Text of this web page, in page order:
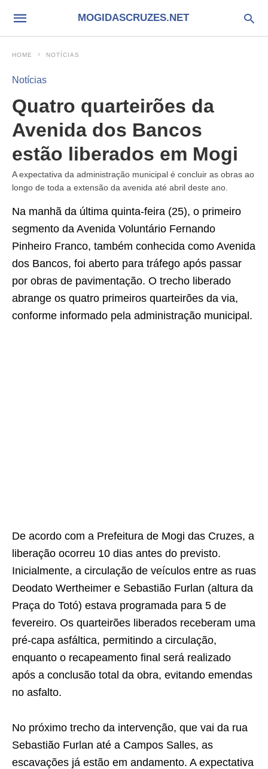
MOGIDASCRUZES.NET
HOME NOTÍCIAS
Notícias
Quatro quarteirões da
Avenida dos Bancos
estão liberados em Mogi
A expectativa da administração municipal é concluir as obras ao
longo de toda a extensão da avenida até abril deste ano.
Na manhã da última quinta-feira (25), o primeiro
segmento da Avenida Voluntário Fernando
Pinheiro Franco, também conhecida como Avenida
dos Bancos, foi aberto para tráfego após passar
por obras de pavimentação. O trecho liberado
abrange os quatro primeiros quarteirões da via,
conforme informado pela administração municipal.
De acordo com a Prefeitura de Mogi das Cruzes, a
liberação ocorreu 10 dias antes do previsto.
Inicialmente, a circulação de veículos entre as ruas
Deodato Wertheimer e Sebastião Furlan (altura da
Praça do Totó) estava programada para 5 de
fevereiro. Os quarteirões liberados receberam uma
pré-capa asfáltica, permitindo a circulação,
enquanto o recapeamento final será realizado
após a conclusão total da obra, evitando emendas
no asfalto.
No próximo trecho da intervenção, que vai da rua
Sebastião Furlan até a Campos Salles, as
escavações já estão em andamento. A expectativa